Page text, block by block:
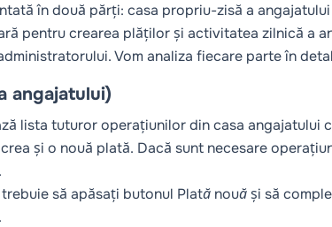
în două părți: casa propriu-zisă a
pentru crearea plăților și activitatea zilnică a
Vom analiza fiecare parte în
angajatului)
lista tuturor operațiunilor din casa angajatului
și o nouă plată. Dacă sunt necesare
să apăsați butonul Plată nouăși să